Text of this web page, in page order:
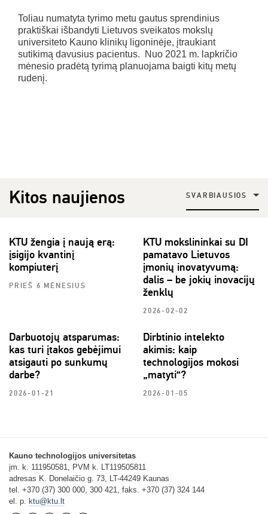
Toliau numatyta tyrimo metu gautus sprendinius
praktiškai išbandyti Lietuvos sveikatos mokslų
universiteto Kauno klinikų ligoninėje, įtraukiant
sutikimą davusius pacientus. Nuo 2021 m. lapkričio
mėnesio pradėtą tyrimą planuojama baigti kitų metų
rudenį.
Kitos naujienos SVARBIAUSIOS
KTU žengia į naują erą:
įsigijo kvantinį
kompiuterį
PRIEŠ 6 MĖNESIUS
KTU mokslininkai su DI
pamatavo Lietuvos
įmonių inovatyvumą:
dalis – be jokių inovacijų
ženklų
2026-02-02
Darbuotojų atsparumas:
kas turi įtakos gebėjimui
atsigauti po sunkumų
darbe?
2026-01-21
Dirbtinio intelekto
akimis: kaip
technologijos mokosi
„matyti“?
2026-01-05
Kauno technologijos universitetas
įm. k. 111950581, PVM k. LT119505811
adresas K. Donelaičio g. 73, LT-44249 Kaunas
tel. +370 (37) 300 000, 300 421, faks. +370 (37) 324 144
el. p. ktu@ktu.lt